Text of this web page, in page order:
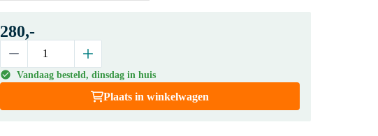
280,-
Vandaag besteld, dinsdag in huis
Plaats in winkelwagen